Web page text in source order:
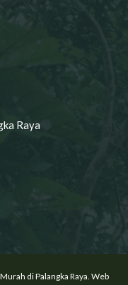
Raya
di Palangka Raya. Web